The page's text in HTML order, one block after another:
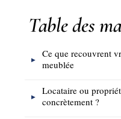
Table des
Ce que recouvrent
meublée
Locataire ou
concrètement ?